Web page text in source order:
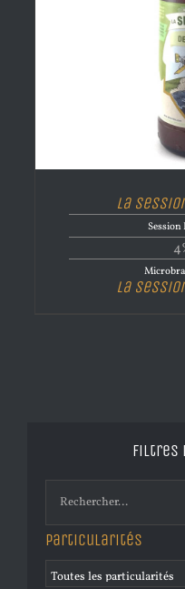
La
Session
La
Filtres
Particularités